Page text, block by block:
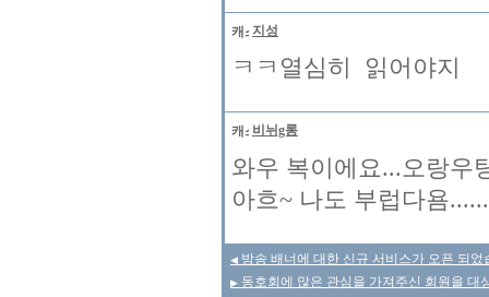
지성
ㅋㅋ열심히 읽어야지
비뉘g롱
와우 복이에요...오랑우
아흐~ 나도 부럽다욤
◀ 방송 배너에 대한 신규 서비스가 오픈 되었
▶ 동호회에 많은 관심을 가져주신 회원을 대